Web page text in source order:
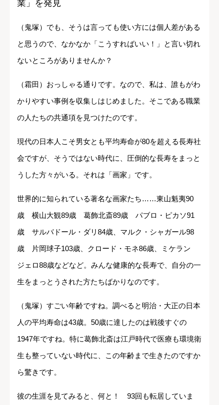
業」を発見
（鬼塚）でも、そうは言っても使い方には個人差がある
と思うので、なかなか「こうすればいい！」と言い切れ
ないところがありませんか？
（霜田）おっしゃる通りです。なので、私は、誰もがわ
かりやすい事例を収集しはじめました。そこである職業
の人たちの共通項を見つけたのです。
現代の日本人こそ男女とも平均寿命が80を超える長寿社
会ですが、そうではない時代に、圧倒的な長寿をまっと
うした方々がいる。それは「画家」です。
世界的に知られている著名な画家たち……東山魁夷90
歳 横山大観89歳 葛飾北斎89歳 パブロ・ピカソ91
歳 サルバドール・ダリ84歳、マルク・シャガール98
歳 片岡球子103歳、クロード・モネ86歳、ミケラン
ジェロ88歳などなど。みんな健康的な長寿で、自分の一
生をまっとうされた方たちばかりなのです。
（鬼塚）すごい年齢ですね。調べると明治・大正の日本
人の平均寿命は43歳。50歳に達したのは戦後すぐの
1947年ですね。特に葛飾北斎は江戸時代で医療も環境衛
生も整っていない時代に、この年齢まで生きたのですか
ら驚きです。
彼の生涯を見てみると、何と！ 93回も転居していま